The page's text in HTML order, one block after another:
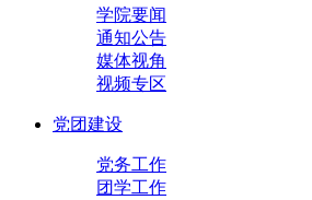
学院要闻
通知公告
媒体视角
视频专区
党团建设
党务工作
团学工作